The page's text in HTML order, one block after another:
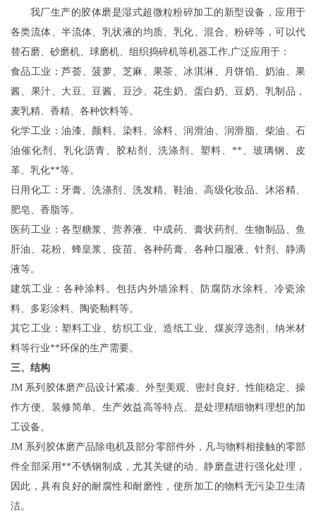
我厂生产的胶体磨是湿式超微粒粉碎加工的新型设备，应用于
各类流体、半流体、乳状液的均质、乳化、混合、粉碎等，可以代
替石磨、砂磨机、球磨机、组织捣碎机等机器工作 广泛应用于：
食品工业：芦荟、菠萝 、芝麻、果茶、冰淇淋、月饼馅、奶油、果
酱、果汁、大豆、豆酱、豆沙、花生奶、蛋白奶、豆奶、乳制品，
麦乳精、香精、各种饮料等。
化学工业：油漆、颜料、染料、涂料、润滑油、润滑脂、柴油、石
油催化剂、乳化沥青、胶粘剂、洗涤剂、塑料、**、玻璃钢、皮
革、乳化**等。
日用化工：牙膏、洗涤剂、洗发精、鞋油、高级化妆品、沐浴精、
肥皂、香脂等。
医药工业：各型糖浆、营养液、中成药、膏状药剂、生物制品、鱼
肝油、花粉、蜂皇浆、疫苗、各种药膏、各种口服液、针剂、静滴
液等。
建筑工业：各种涂料。包括内外墙涂料、防腐防水涂料、冷瓷涂
料、多彩涂料、陶瓷釉料等。
其它工业：塑料工业、纺织工业、造纸工业、煤炭浮选剂、纳米材
料等行业**环保的生产需要。
三、结构
JM 系列胶体磨产品设计紧凑、外型美观、密封良好、性能稳定、操
作方便、装修简单、生产效益高等特点、是处理精细物料理想的加
工设备。
JM 系列胶体磨产品除电机及部分零部件外，凡与物料相接触的零部
件全部采用**不锈钢制成，尤其关键的动、静磨盘进行强化处理，
因此，具有良好的耐腐性和耐磨性，使所加工的物料无污染卫生清
洁。